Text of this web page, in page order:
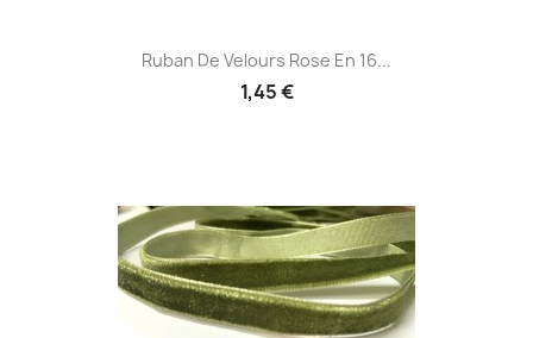
Ruban De Velours Rose En 16...
1,45 €